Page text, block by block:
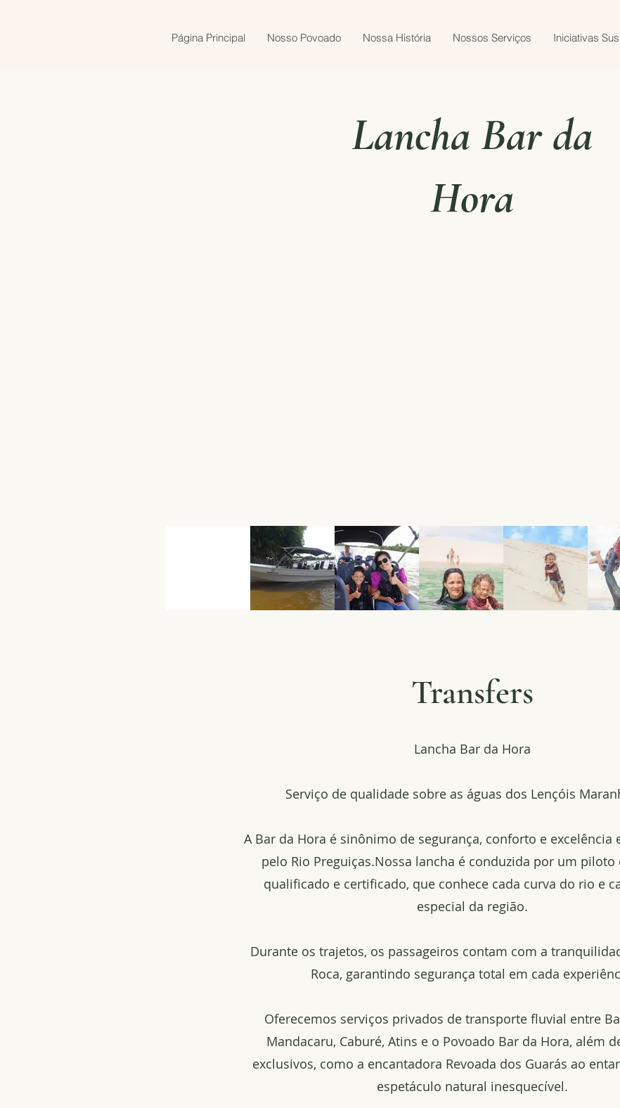
Página Principal Nosso Povoado Nossa História Nossos Serviços Iniciativas
Lancha Bar da
Hora
Transfers
Lancha Bar da Hora
Serviço de qualidade sobre as águas dos Lençóis
A Bar da Hora é sinônimo de segurança, conforto e excelência
pelo Rio Preguiças.Nossa lancha é conduzida por um piloto
qualificado e certificado, que conhece cada curva do rio e
especial da região.
Durante os trajetos, os passageiros contam com a
Roca, garantindo segurança total em cada
Oferecemos serviços privados de transporte fluvial entre
Mandacaru, Caburé, Atins e o Povoado Bar da Hora, além
exclusivos, como a encantadora Revoada dos Guarás ao
espetáculo natural inesquecível.